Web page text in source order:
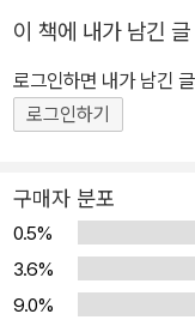
을 상대방이 기꺼이 들
은 나에 대해서 속으로
고 하는 가스라이팅은
할까? 이 책은 다른 사
9가지 기술을 아낌없이
을 10년 넘게 강의해온
들은 실생활에 즉시 적
다. 책 곳곳에서 제공하
이 책에 내가 남긴 글
로그인하면 내가 남긴
로그인하기
구매자 분포
0.5%
3.6%
9.0%